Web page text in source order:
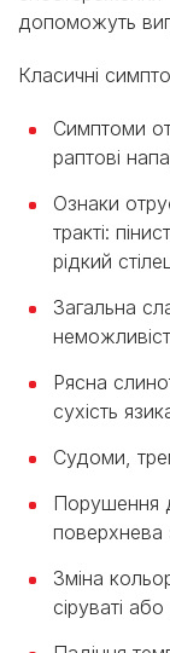
допоможуть
Класичні
Симптоми
раптові
Ознаки
тракті:
рідкий
Загальна
Рясна
сухість
Судоми,
Порушення
поверхнева
Зміна
сіруваті